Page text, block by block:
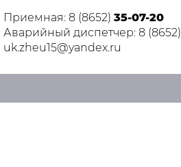
Приемная: 8 (8652) 35-07-20
Аварийный диспетчер: 8 (8652)
uk.zheu15@yandex.ru